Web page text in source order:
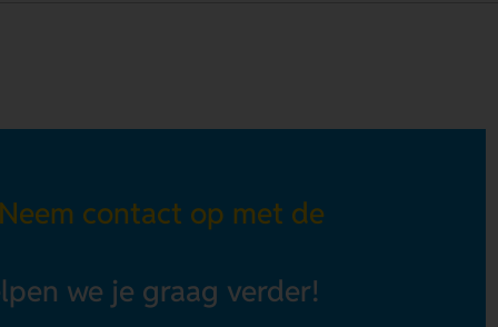
contact op met de
we je graag verder!